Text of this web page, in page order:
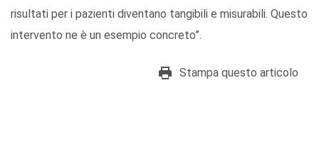
risultati per i pazienti diventano tangibili e misurabili. Questo
intervento ne è un esempio concreto”.
Stampa questo articolo